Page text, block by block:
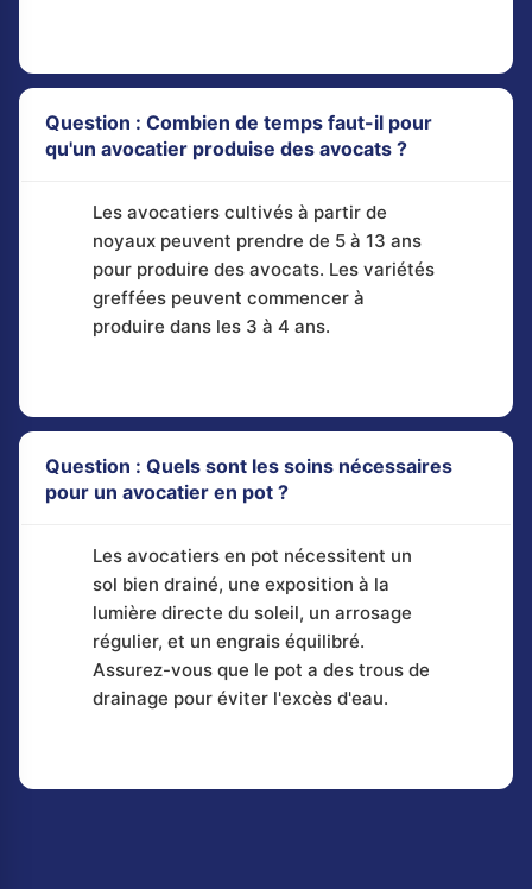
Question : Combien de temps faut-il pour
qu'un avocatier produise des avocats ?
Les avocatiers cultivés à partir de
noyaux peuvent prendre de 5 à 13 ans
pour produire des avocats. Les variétés
greffées peuvent commencer à
produire dans les 3 à 4 ans.
Question : Quels sont les soins nécessaires
pour un avocatier en pot ?
Les avocatiers en pot nécessitent un
sol bien drainé, une exposition à la
lumière directe du soleil, un arrosage
régulier, et un engrais équilibré.
Assurez-vous que le pot a des trous de
drainage pour éviter l'excès d'eau.